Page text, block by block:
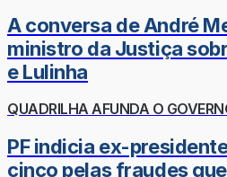
A conversa de André
ministro da Justiça
e Lulinha
QUADRILHA AFUNDA O
PF indicia ex-
cinco pelas fraudes